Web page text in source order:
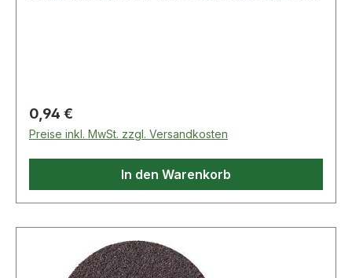
Regulärer Preis:
0,94 €
Preise inkl. MwSt. zzgl. Versandkosten
In den Warenkorb